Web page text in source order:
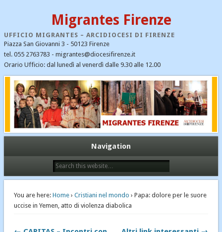
Migrantes Firenze
UFFICIO MIGRANTES – ARCIDIOCESI DI FIRENZE
Piazza San Giovanni 3 - 50123 Firenze
tel. 055 2763783 - migrantes@diocesifirenze.it
Orario Ufficio: dal lunedì al venerdì dalle 9.30 alle 12.00
CATEGORIE
Cristiani nel mondo
Dialogo interreligioso
Emergenza profughi
Fondazione Migrantes
Immigrazione
Navigation
You are here: Home› Cristiani nel mondo › Papa: dolore per le suore
uccise in Yemen, atto di violenza diabolica